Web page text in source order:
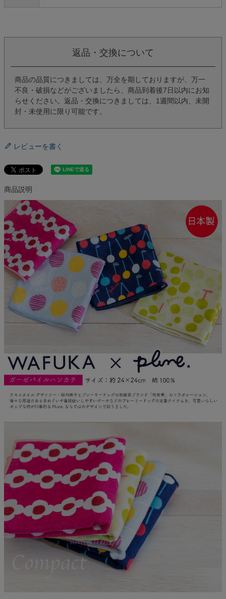
返品・交換について
商品の品質につきましては、万全を期しておりますが、万一
不良・破損などがございましたら、商品到着後7日以内にお知
らせください。返品・交換につきましては、1週間以内、未開
封・未使用に限り可能です。
レビューを書く
商品説明